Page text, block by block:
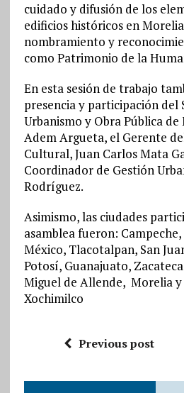
cuidado y difusión de los
edificios históricos en
nombramiento y
como Patrimonio de la
En esta sesión de trabajo
presencia y participación del
Urbanismo y Obra Pública de
Adem Argueta, el Gerente
Cultural, Juan Carlos Mata
Coordinador de Gestión
Rodríguez.
Asimismo, las ciudades
asamblea fueron:
México, Tlacotalpan, San
Potosí, Guanajuato,
Miguel de Allende, Morelia y
Xochimilco
Previous post